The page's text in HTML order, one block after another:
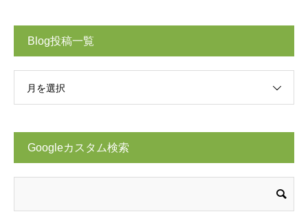
Blog投稿一覧
月を選択
Googleカスタム検索